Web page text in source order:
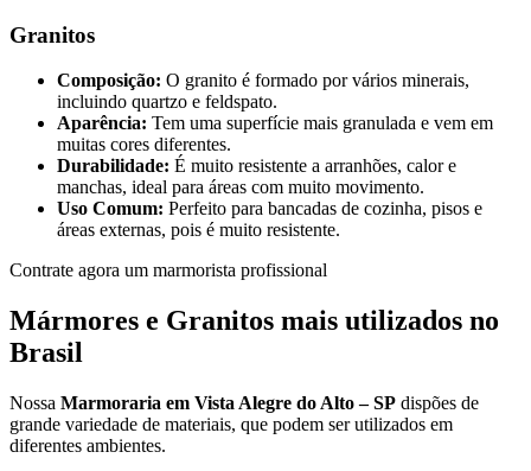
Granitos
Composição: O granito é formado por vários minerais,
incluindo quartzo e feldspato.
Aparência: Tem uma superfície mais granulada e vem em
muitas cores diferentes.
Durabilidade: É muito resistente a arranhões, calor e
manchas, ideal para áreas com muito movimento.
Uso Comum: Perfeito para bancadas de cozinha, pisos e
áreas externas, pois é muito resistente.
Contrate agora um marmorista profissional
Mármores e Granitos mais utilizados no
Brasil
Nossa Marmoraria em Vista Alegre do Alto – SP dispões de
grande variedade de materiais, que podem ser utilizados em
diferentes ambientes.